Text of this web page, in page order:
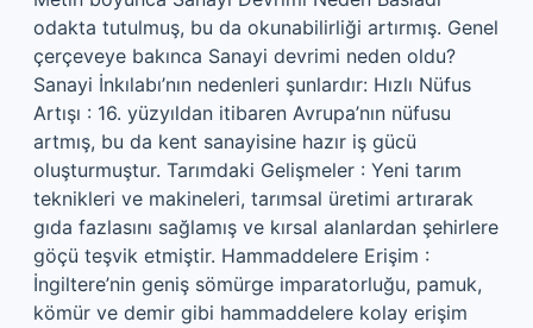
odakta tutulmuş, bu da okunabilirliği artırmış. Genel
çerçeveye bakınca Sanayi devrimi neden oldu?
Sanayi İnkılabı’nın nedenleri şunlardır: Hızlı Nüfus
Artışı : 16. yüzyıldan itibaren Avrupa’nın nüfusu
artmış, bu da kent sanayisine hazır iş gücü
oluşturmuştur. Tarımdaki Gelişmeler : Yeni tarım
teknikleri ve makineleri, tarımsal üretimi artırarak
gıda fazlasını sağlamış ve kırsal alanlardan şehirlere
göçü teşvik etmiştir. Hammaddelere Erişim :
İngiltere’nin geniş sömürge imparatorluğu, pamuk,
kömür ve demir gibi hammaddelere kolay erişim